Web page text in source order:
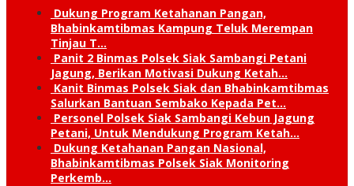
Dukung Program Ketahanan Pangan,
Bhabinkamtibmas Kampung Teluk Merempan
Tinjau T…
Panit 2 Binmas Polsek Siak Sambangi Petani
Jagung, Berikan Motivasi Dukung Ketah…
Kanit Binmas Polsek Siak dan Bhabinkamtibmas
Salurkan Bantuan Sembako Kepada Pet…
Personel Polsek Siak Sambangi Kebun Jagung
Petani, Untuk Mendukung Program Ketah…
Dukung Ketahanan Pangan Nasional,
Bhabinkamtibmas Polsek Siak Monitoring
Perkemb…